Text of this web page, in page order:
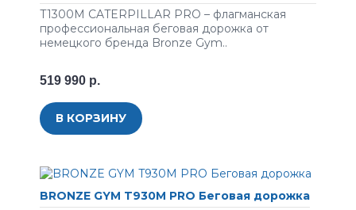
T1300M CATERPILLAR PRO – флагманская
профессиональная беговая дорожка от
немецкого бренда Bronze Gym..
519 990 р.
В КОРЗИНУ
BRONZE GYM T930M PRO Беговая дорожка